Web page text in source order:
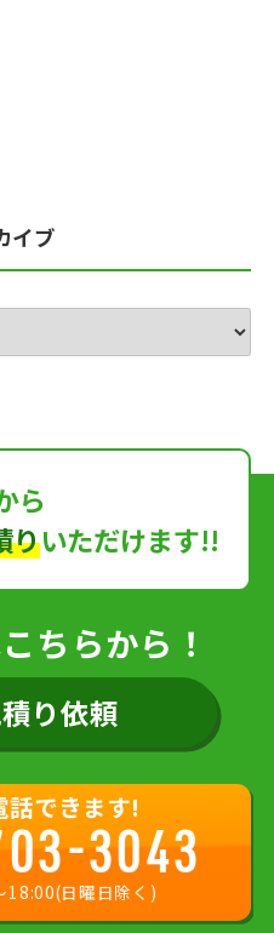
イブ
ら
りいただけます!!
ちらから！
り依頼
話できます!
3043
18:00(日曜日除く)